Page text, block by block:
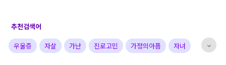
추천검색어
우울증 자살 가난 진로고민 가정의아픔 자녀